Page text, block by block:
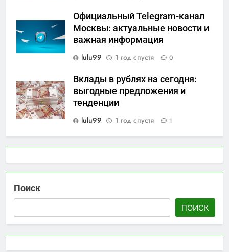
Официальный Telegram-канал
Москвы: актуальные новости и
важная информация
lulu99
1 год спустя 0
Вклады в рублях на сегодня:
выгодные предложения и
тенденции
lulu99
1 год спустя 1
Поиск
ПОИСК